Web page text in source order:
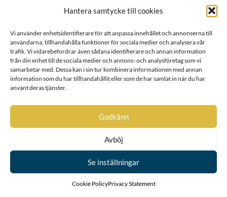
Hantera samtycke till cookies
Vi använder enhetsidentifierare för att anpassa innehållet och annonserna till
användarna, tillhandahålla funktioner för sociala medier och analysera vår
trafik. Vi vidarebefordrar även sådana identifierare och annan information
från din enhet till de sociala medier och annons- och analysföretag som vi
samarbetar med. Dessa kan i sin tur kombinera informationen med annan
information som du har tillhandahållit eller som de har samlat in när du har
använt deras tjänster.
Godkänn
Avböj
Se inställningar
Cookie PolicyPrivacy Statement
Ehrenstéen
1225
Ehrenstolpe
865
Ehrenstrahl
1242
Ehrenström
1542
Ehrensvärd
1148
von Ehrenthal
1123 B
Ehrnrooth
837
von Eich
350
Ekegren
Ekesköld